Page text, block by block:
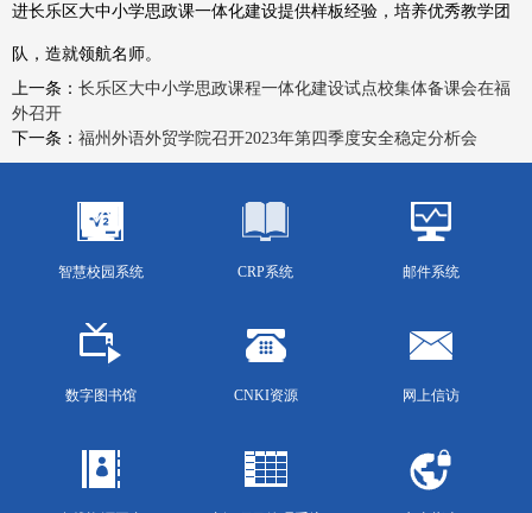
进长乐区大中小学思政课一体化建设提供样板经验，培养优秀教学团
队，造就领航名师。
上一条： 长乐区大中小学思政课程一体化建设试点校集体备课会在福
外召开
下一条： 福州外语外贸学院召开2023年第四季度安全稳定分析会
智慧校园系统 CRP系统 邮件系统
数字图书馆 CNKI资源 网上信访